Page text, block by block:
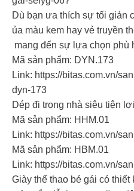
Dù bạn ưa thích sự tối giản
ủa màu kem hay vẻ truyền
mang đến sự lựa chọn phù
Mã sản phẩm: DYN.173
Link: https://bitas.com.vn/
dyn-173
Dép đi trong nhà siêu tiện
Mã sản phẩm: HHM.01
Link: https://bitas.com.vn/
Mã sản phẩm: HBM.01
Link: https://bitas.com.vn/
Giày thể thao bé gái có